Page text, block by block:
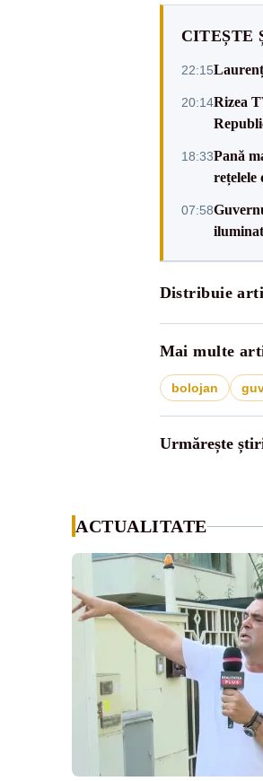
CITEȘTE
22:15
20:14Rizea
18:33Pană
rețelele
07:58
Distribuie
Mai multe
bolojan
Urmărește
ACTUALITATE